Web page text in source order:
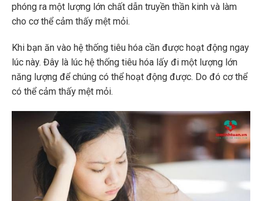
phóng ra một lượng lớn chất dẫn truyền thần kinh và làm
cho cơ thể cảm thấy mệt mỏi.
Khi bạn ăn vào hệ thống tiêu hóa cần được hoạt động ngay
lúc này. Đây là lúc hệ thống tiêu hóa lấy đi một lượng lớn
năng lượng để chúng có thể hoạt động được. Do đó cơ thể
có thể cảm thấy mệt mỏi.